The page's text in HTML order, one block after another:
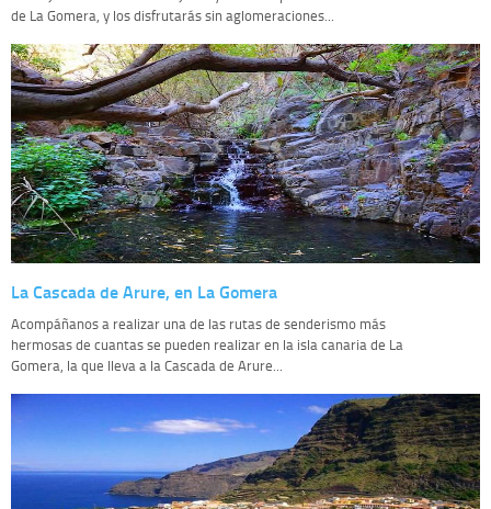
de La Gomera, y los disfrutarás sin aglomeraciones...
La Cascada de Arure, en La Gomera
Acompáñanos a realizar una de las rutas de senderismo más
hermosas de cuantas se pueden realizar en la isla canaria de La
Gomera, la que lleva a la Cascada de Arure...